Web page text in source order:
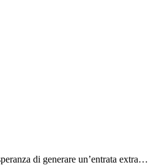
di generare un’entrata extra…